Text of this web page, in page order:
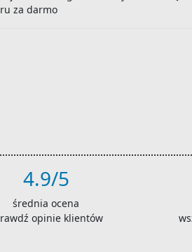
za darmo
4.9/5
średnia ocena
opinie klientów